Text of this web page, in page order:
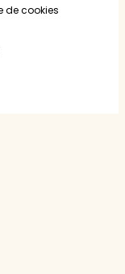
de cookies